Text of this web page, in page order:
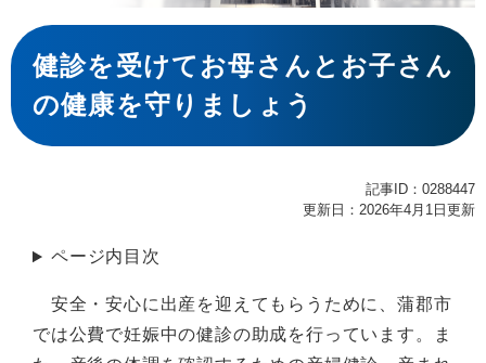
本
文
健診を受けてお母さんとお子さん
の健康を守りましょう
記事ID：0288447
更新日：2026年4月1日更新
ページ内目次
安全・安心に出産を迎えてもらうために、蒲郡市
では公費で妊娠中の健診の助成を行っています。ま